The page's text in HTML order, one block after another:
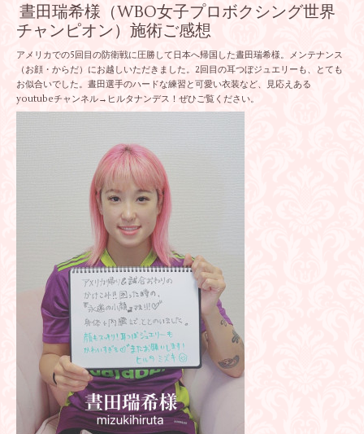
晝田瑞希様（WBO女子プロボクシング世界
チャンピオン）施術ご感想
アメリカでの5回目の防衛戦に圧勝して日本へ帰国した晝田瑞希様。メンテナンス
（お顔・からだ）にお越しいただきました。2回目の耳つぼジュエリーも、とても
お似合いでした。晝田選手のハードな練習と可愛い衣装など、見応えある
youtubeチャンネル→ヒルタナンデス！ぜひご覧ください。